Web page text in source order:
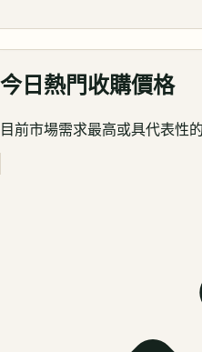
今日熱門收購價格
目前市場需求最高或具代表性